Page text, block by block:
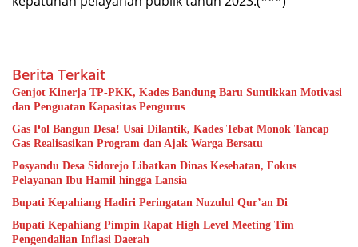
Berita Terkait
Genjot Kinerja TP-PKK, Kades Bandung Baru Suntikkan Motivasi
dan Penguatan Kapasitas Pengurus
Gas Pol Bangun Desa! Usai Dilantik, Kades Tebat Monok Tancap
Gas Realisasikan Program dan Ajak Warga Bersatu
Posyandu Desa Sidorejo Libatkan Dinas Kesehatan, Fokus
Pelayanan Ibu Hamil hingga Lansia
Bupati Kepahiang Hadiri Peringatan Nuzulul Qur’an Di
Bupati Kepahiang Pimpin Rapat High Level Meeting Tim
Pengendalian Inflasi Daerah